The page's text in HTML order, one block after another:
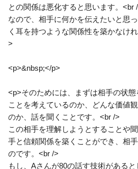
との関係は悪化すると思います。<br
なので、相手に何かを伝えたいと思
く耳を持つような関係性を築かなけ
>
<p>&nbsp;</p>
<p>そのためには、まずは相手の状
ことを考えているのか、どんな価値
のか、話を聞くことです。<br />
この相手を理解しようとすることや
手と信頼関係を築くことができ、相
のです。<br />
もし、Aさんが80の話す技術がある